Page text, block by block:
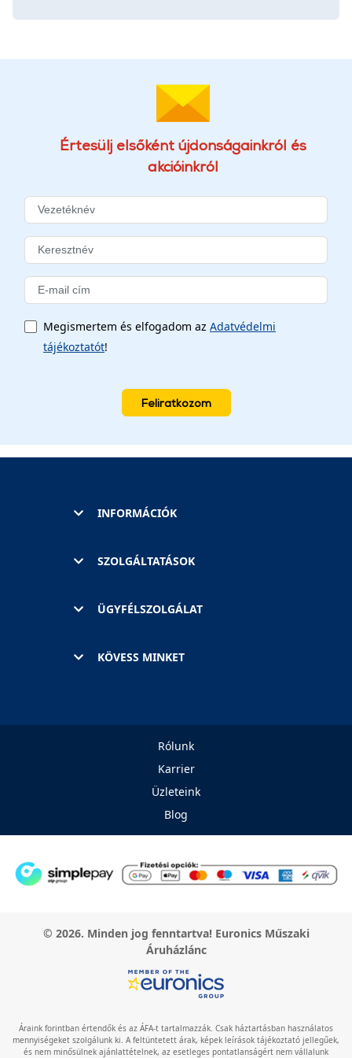
Értesülj elsőként újdonságainkról és
akcióinkról
Megismertem és elfogadom az Adatvédelmi
tájékoztatót!
Feliratkozom
INFORMÁCIÓK
SZOLGÁLTATÁSOK
ÜGYFÉLSZOLGÁLAT
KÖVESS MINKET
Rólunk
Karrier
Üzleteink
Blog
© 2026. Minden jog fenntartva! Euronics Műszaki
Áruházlánc
Áraink forintban értendők és az ÁFA-t tartalmazzák. Csak háztartásban használatos
mennyiségeket szolgálunk ki. A feltüntetett árak, képek leírások tájékoztató jellegűek,
és nem minősülnek ajánlattételnek, az esetleges pontatlanságért nem vállalunk